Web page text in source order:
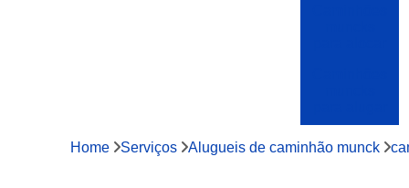
Caminhões
muncks
Home Serviços Alugueis de caminhão munck